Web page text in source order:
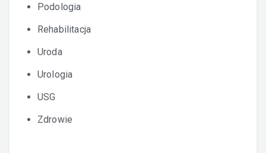
Podologia
Rehabilitacja
Uroda
Urologia
USG
Zdrowie